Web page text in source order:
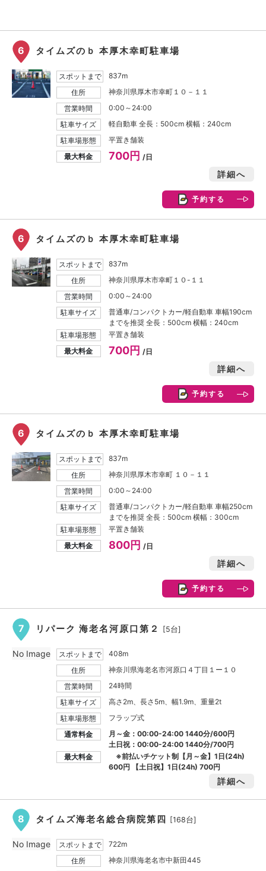
6 タイムズのｂ 本厚木幸町駐車場
スポットまで
837m
住所
神奈川県厚木市幸町１０－１１
営業時間
0:00～24:00
駐車サイズ
軽自動車 全長：500cm 横幅：240cm
駐車場形態
平置き舗装
最大料金
700円 /日
詳細へ
予約する
6 タイムズのｂ 本厚木幸町駐車場
スポットまで
837m
住所
神奈川県厚木市幸町１０-１１
営業時間
0:00～24:00
駐車サイズ
普通車/コンパクトカー/軽自動車 車幅190cm
までを推奨 全長：500cm 横幅：240cm
駐車場形態
平置き舗装
最大料金
700円 /日
詳細へ
予約する
6 タイムズのｂ 本厚木幸町駐車場
スポットまで
837m
住所
神奈川県厚木市幸町 １０－１１
営業時間
0:00～24:00
駐車サイズ
普通車/コンパクトカー/軽自動車 車幅250cm
までを推奨 全長：500cm 横幅：300cm
駐車場形態
平置き舗装
最大料金
800円/日
詳細へ
予約する
7 リパーク 海老名河原口第２ [5台]
スポットまで
408m
住所
神奈川県海老名市河原口４丁目１ー１０
営業時間
24時間
駐車サイズ
高さ2m、長さ5m、幅1.9m、重量2t
駐車場形態
フラップ式
通常料金
月～金：00:00-24:00 1440分/600円
土日祝：00:00-24:00 1440分/700円
最大料金
※前払いチケット制【月～金】1日(24h)
600円
【土日祝】1日(24h)700円
詳細へ
No Image
8 タイムズ海老名総合病院第四 [168台]
スポットまで
722m
住所
神奈川県海老名市中新田445
No Image